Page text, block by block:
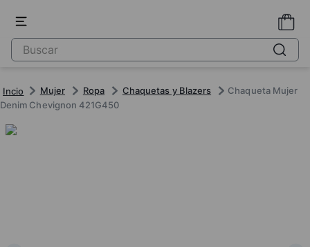
Mujer Ropa Chaquetas y Blazers
Chaqueta Mujer
Denim Chevignon 421G450